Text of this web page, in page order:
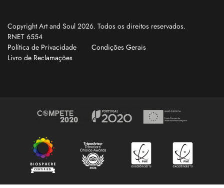
Copyright Art and Soul 2026. Todos os direitos reservados.
RNET 6554
Política de Privacidade
Condições Gerais
Livro de Reclamações